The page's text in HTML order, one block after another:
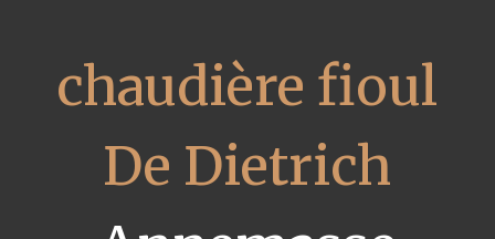
chaudière fioul
De Dietrich